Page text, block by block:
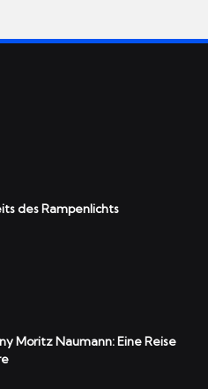
des Rampenlichts
Moritz Naumann: Eine Reise